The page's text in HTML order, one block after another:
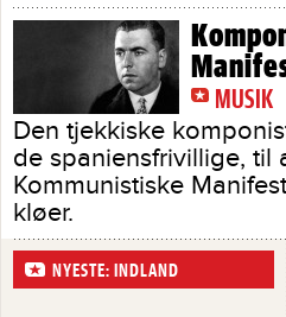
MUSIK
Den tjekkiske
de spaniensfrivillige, til
Kommunistiske
kløer.
NYESTE: INDLAND